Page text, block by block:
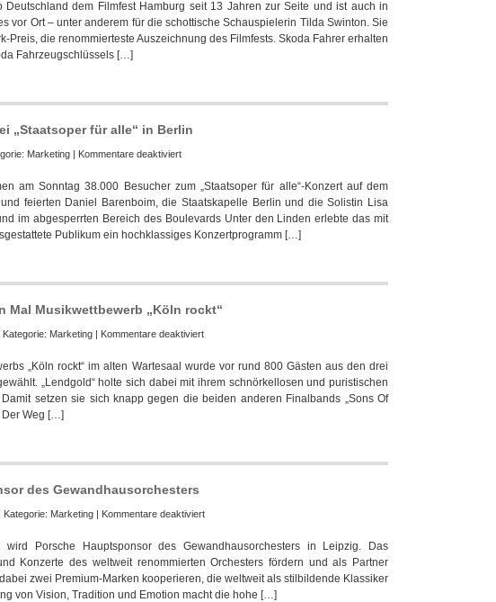
Swinton
fährt
Skoda
Deutschland dem Filmfest Hamburg seit 13 Jahren zur Seite und ist auch in
vor Ort – unter anderem für die schottische Schauspielerin Tilda Swinton. Sie
Preis, die renommierteste Auszeichnung des Filmfests. Skoda Fahrer erhalten
Fahrzeugschlüssels […]
„Staatsoper für alle“ in Berlin
Marketing | Kommentare deaktiviertfür
begeisterte
Besucher
bei
„Staatsoper
in
am Sonntag 38.000 Besucher zum „Staatsoper für alle“-Konzert auf dem
feierten Daniel Barenboim, die Staatskapelle Berlin und die Solistin Lisa
im abgesperrten Bereich des Boulevards Unter den Linden erlebte das mit
Publikum ein hochklassiges Konzertprogramm […]
Mal Musikwettbewerb „Köln rockt“
Marketing | Kommentare deaktiviertfür
unterstützte
zum
dritten
rockt“
„Köln rockt“ im alten Wartesaal wurde vor rund 800 Gästen aus den drei
„Lendgold“ holte sich dabei mit ihrem schnörkellosen und puristischen
setzen sie sich knapp gegen die beiden anderen Finalbands „Sons Of
Der Weg […]
des Gewandhausorchesters
Kategorie: Marketing | Kommentare deaktiviertfür
wird
neuer
Hauptsponsor
des
Porsche Hauptsponsor des Gewandhausorchesters in Leipzig. Das
Konzerte des weltweit renommierten Orchesters fördern und als Partner
zwei Premium-Marken kooperieren, die weltweit als stilbildende Klassiker
von Vision, Tradition und Emotion macht die hohe […]